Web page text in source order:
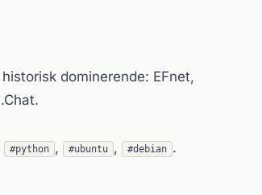
dominerende: EFnet,
#python , #ubuntu , #debian .